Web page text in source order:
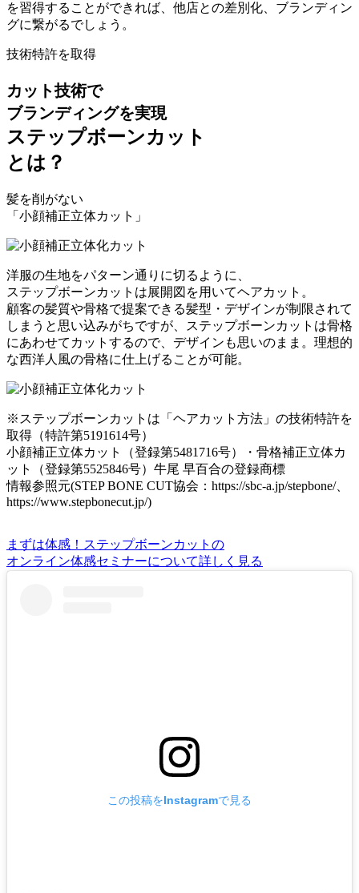
を習得することができれば、他店との差別化、ブランディン
グに繋がるでしょう。
技術特許を取得
カット技術で
ブランディングを実現
ステップボーンカット
とは？
髪を削がない
「小顔補正立体カット」
洋服の生地をパターン通りに切るように、
ステップボーンカットは展開図を用いてヘアカット。
顧客の髪質や骨格で提案できる髪型・デザインが制限されて
しまうと思い込みがちですが、ステップボーンカットは骨格
にあわせてカットするので、デザインも思いのまま。理想的
な西洋人風の骨格に仕上げることが可能。
※ステップボーンカットは「ヘアカット方法」の技術特許を
取得（特許第5191614号）
小顔補正立体カット（登録第5481716号）・骨格補正立体カ
ット（登録第5525846号）牛尾 早百合の登録商標
情報参照元(STEP BONE CUT協会：https://sbc-a.jp/stepbone/、
https://www.stepbonecut.jp/)
まずは体感！ステップボーンカットの
オンライン体感セミナーについて詳しく見る
この投稿をInstagramで見る